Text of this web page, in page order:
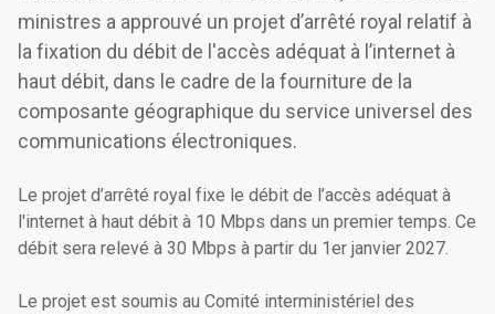
ministres a approuvé un projet d’arrêté royal relatif à
la fixation du débit de l'accès adéquat à l’internet à
haut débit, dans le cadre de la fourniture de la
composante géographique du service universel des
communications électroniques.
Le projet d’arrêté royal fixe le débit de l’accès adéquat à
l'internet à haut débit à 10 Mbps dans un premier temps. Ce
débit sera relevé à 30 Mbps à partir du 1er janvier 2027.
Le projet est soumis au Comité interministériel des